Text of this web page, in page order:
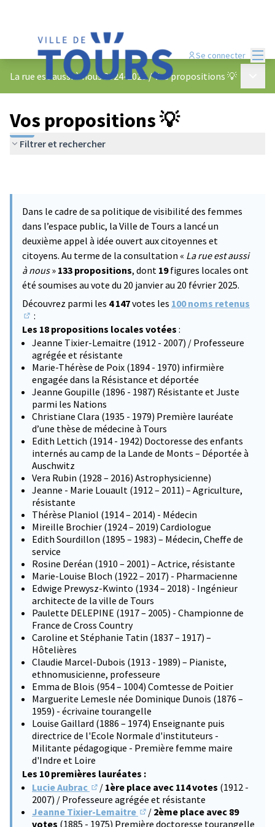
Se connecter
La rue est aussi à nous 2024-2025 /Vos propositions 💡
Vos propositions 💡
Filtrer et rechercher
Dans le cadre de sa politique de visibilité des femmes
dans l’espace public, la Ville de Tours a lancé un
deuxième appel à idée ouvert aux citoyennes et
citoyens. Au terme de la consultation « La rue est aussi
à nous» 133 propositions, dont 19figures locales ont
été soumises au vote du 20 janvier au 20 février 2025.
Découvrez parmi les 4 147votes les 100 noms retenus
(S'ouvre dans un nouvel onglet)
:
Les 18 propositions locales votées :
Jeanne Tixier-Lemaitre (1912 - 2007) / Professeure
agrégée et résistante
Marie-Thérèse de Poix (1894 - 1970) infirmière
engagée dans la Résistance et déportée
Jeanne Goupille (1896 - 1987) Résistante et Juste
parmi les Nations
Christiane Clara (1935 - 1979) Première lauréate
d’une thèse de médecine à Tours
Edith Lettich (1914 - 1942) Doctoresse des enfants
internés au camp de la Lande de Monts – Déportée à
Auschwitz
Vera Rubin (1928 – 2016) Astrophysicienne)
Jeanne - Marie Louault (1912 – 2011) – Agriculture,
résistante
Thérèse Planiol (1914 – 2014) - Médecin
Mireille Brochier (1924 – 2019) Cardiologue
Edith Sourdillon (1895 – 1983) – Médecin, Cheffe de
service
Rosine Deréan (1910 – 2001) – Actrice, résistante
Marie-Louise Bloch (1922 – 2017) - Pharmacienne
Edwige Prewysz-Kwinto (1934 – 2018) - Ingénieur
architecte de la ville de Tours
Paulette DELEPINE (1917 – 2005) - Championne de
France de Cross Country
Caroline et Stéphanie Tatin (1837 – 1917) –
Hôtelières
Claudie Marcel-Dubois (1913 - 1989) – Pianiste,
ethnomusicienne, professeure
Emma de Blois (954 – 1004) Comtesse de Poitier
Marguerite Lemesle née Dominique Dunois (1876 –
1959) - écrivaine tourangelle
Louise Gaillard (1886 – 1974) Enseignante puis
directrice de l'Ecole Normale d'instituteurs -
Militante pédagogique - Première femme maire
d'Indre et Loire
Les 10 premières lauréates :
Lucie Aubrac
(S'ouvre dans un nouvel onglet)
/ 1ère place avec 114 votes (1912 -
2007) / Professeure agrégée et résistante
Jeanne Tixier-Lemaitre
(S'ouvre dans un nouvel onglet)
/ 2ème place avec 89
votes (1885 - 1975) Première doctoresse tourangelle